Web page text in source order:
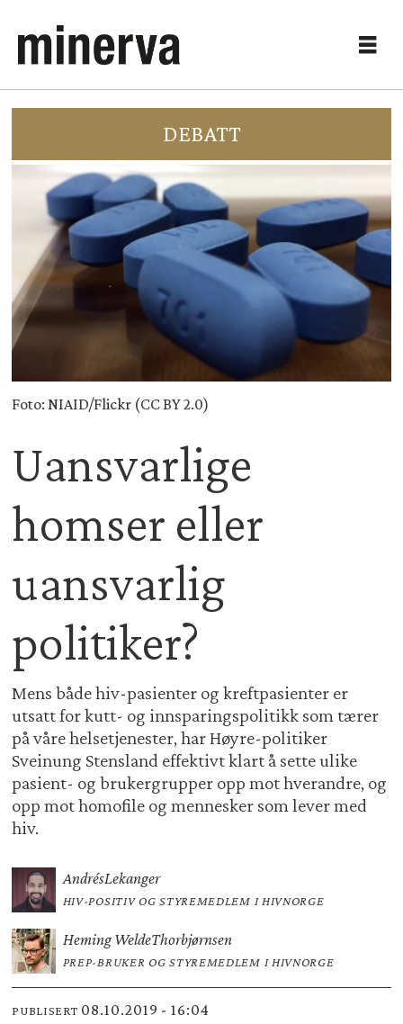
DEBATT
Foto: NIAID/Flickr (CC BY 2.0)
Uansvarlige
homser eller
uansvarlig
politiker?
Mens både hiv-pasienter og kreftpasienter er
utsatt for kutt- og innsparingspolitikk som tærer
på våre helsetjenester, har Høyre-politiker
Sveinung Stensland effektivt klart å sette ulike
pasient- og brukergrupper opp mot hverandre, og
opp mot homofile og mennesker som lever med
hiv.
AndrésLekanger
HIV-POSITIV OG STYREMEDLEM I HIVNORGE
Heming WeldeThorbjørnsen
PREP-BRUKER OG STYREMEDLEM I HIVNORGE
PUBLISERT 08.10.2019 - 16:04